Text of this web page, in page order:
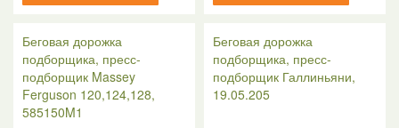
Беговая дорожка
подборщика, пресс-
подборщик Massey
Ferguson 120,124,128,
585150M1
Беговая дорожка
подборщика, пресс-
подборщик Галлиньяни,
19.05.205